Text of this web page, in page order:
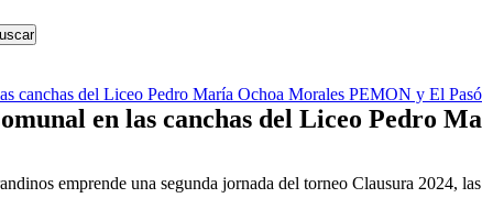
canchas del Liceo Pedro María Ochoa Morales PEMON y El Pasó
en las canchas del Liceo Pedro
emprende una segunda jornada del torneo Clausura 2024,